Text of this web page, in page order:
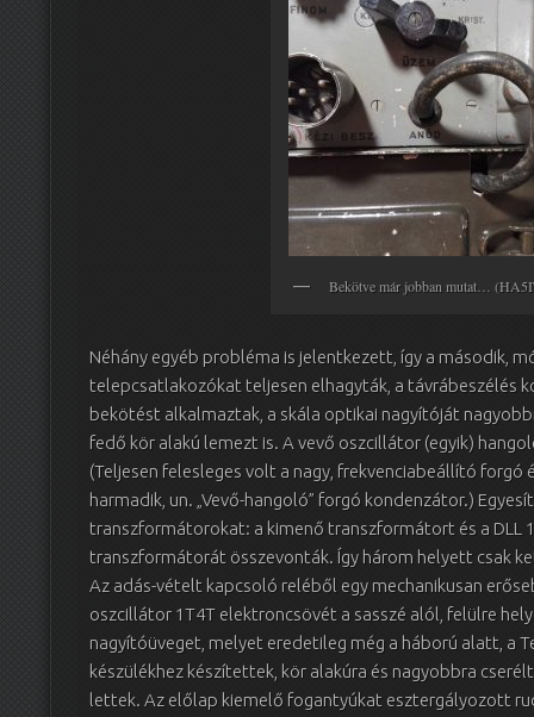
Bekötve már jobban mutat…
Néhány egyéb probléma is jelentkezett, így a második,
telepcsatlakozókat teljesen elhagyták, a távrábeszélés
bekötést alkalmaztak, a skála optikai nagyítóját
fedő kör alakú lemezt is. A vevő oszcillátor (egyik)
(Teljesen felesleges volt a nagy, frekvenciabeállító forgó
harmadik, un. „Vevő-hangoló” forgó kondenzátor.)
transzformátorokat: a kimenő transzformátort és a DLL
transzformátorát összevonták. Így három helyett csak
Az adás-vételt kapcsoló reléből egy mechanikusan
oszcillátor 1T4T elektroncsövét a sasszé alól, felülre
nagyítóüveget, melyet eredetileg még a háború alatt, a
készülékhez készítettek, kör alakúra és nagyobbra
lettek. Az előlap kiemelő fogantyúkat esztergályozott